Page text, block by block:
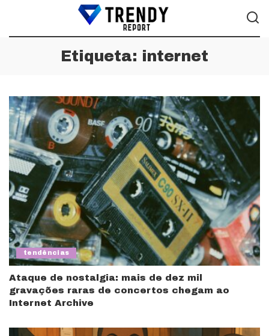
Etiqueta: internet
tendências
Ataque de nostalgia: mais de dez mil
gravações raras de concertos chegam ao
Internet Archive